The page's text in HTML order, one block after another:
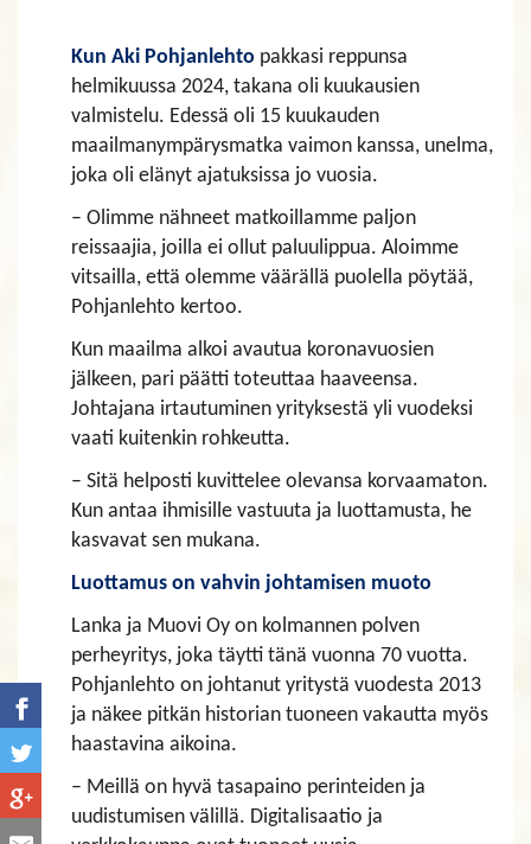
Kun Aki Pohjanlehto pakkasi reppunsa
helmikuussa 2024, takana oli kuukausien
valmistelu. Edessä oli 15 kuukauden
maailmanympärysmatka vaimon kanssa, unelma,
joka oli elänyt ajatuksissa jo vuosia.
– Olimme nähneet matkoillamme paljon
reissaajia, joilla ei ollut paluulippua. Aloimme
vitsailla, että olemme väärällä puolella pöytää,
Pohjanlehto kertoo.
Kun maailma alkoi avautua koronavuosien
jälkeen, pari päätti toteuttaa haaveensa.
Johtajana irtautuminen yrityksestä yli vuodeksi
vaati kuitenkin rohkeutta.
– Sitä helposti kuvittelee olevansa korvaamaton.
Kun antaa ihmisille vastuuta ja luottamusta, he
kasvavat sen mukana.
Luottamus on vahvin johtamisen muoto
Lanka ja Muovi Oy on kolmannen polven
perheyritys, joka täytti tänä vuonna 70 vuotta.
Pohjanlehto on johtanut yritystä vuodesta 2013
ja näkee pitkän historian tuoneen vakautta myös
haastavina aikoina.
– Meillä on hyvä tasapaino perinteiden ja
uudistumisen välillä. Digitalisaatio ja